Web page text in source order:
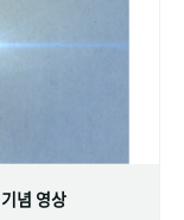
념 영상